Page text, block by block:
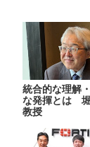
統合的な理解
な発揮とは
教授